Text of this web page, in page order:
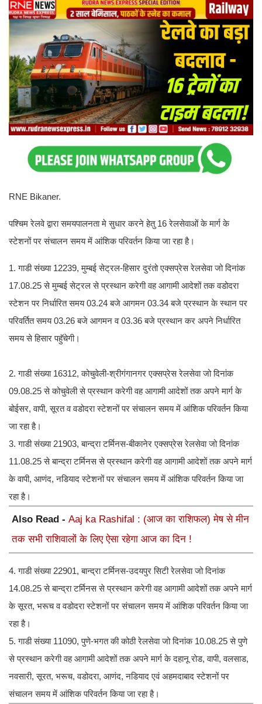
RNE Bikaner.
पश्चिम रेलवे द्वारा समयपालनता मे सुधार करने हेतु 16 रेलसेवाओं के मार्ग के
स्टेशनों पर संचालन समय में आंशिक परिवर्तन किया जा रहा है।
1. गाडी संख्या 12239, मुम्बई सेट्रल-हिसार दुरंतो एक्सप्रेस रेलसेवा जो दिनांक
17.08.25 से मुम्बई सेट्रल से प्रस्थान करेगी वह आगामी आदेशों तक वडोदरा
स्टेशन पर निर्धारित समय 03.24 बजे आगमन 03.34 बजे प्रस्थान के स्थान पर
परिवर्तित समय 03.26 बजे आगमन व 03.36 बजे प्रस्थान कर अपने निर्धारित
समय से हिसार पहुॅचेगी।
2. गाडी संख्या 16312, कोचुवेली-श्रीगंगानगर एक्सप्रेस रेलसेवा जो दिनांक
09.08.25 से कोचुवेली से प्रस्थान करेगी वह आगामी आदेशों तक अपने मार्ग के
बोईसर, वापी, सूरत व वडोदरा स्टेशनों पर संचालन समय में आंशिक परिवर्तन किया
जा रहा है।
3. गाडी संख्या 21903, बान्द्रा टर्मिनस-बीकानेर एक्सप्रेस रेलसेवा जो दिनांक
11.08.25 से बान्द्रा टर्मिनस से प्रस्थान करेगी वह आगामी आदेशों तक अपने मार्ग
के वापी, आणंद, नडियाद स्टेशनों पर संचालन समय में आंशिक परिवर्तन किया जा
रहा है।
Also Read - Aaj ka Rashifal : (आज का राशिफल) मेष से मीन
तक सभी राशिवालों के लिए ऐसा रहेगा आज का दिन !
4. गाडी संख्या 22901, बान्द्रा टर्मिनस-उदयपुर सिटी रेलसेवा जो दिनांक
14.08.25 से बान्द्रा टर्मिनस से प्रस्थान करेगी वह आगामी आदेशों तक अपने मार्ग
के सूरत, भरूच व वडोदरा स्टेशनों पर संचालन समय में आंशिक परिवर्तन किया जा
रहा है।
5. गाडी संख्या 11090, पुणे-भगत की कोठी रेलसेवा जो दिनांक 10.08.25 से पुणे
से प्रस्थान करेगी वह आगामी आदेशों तक अपने मार्ग के दहानू रोड, वापी, वलसाड,
नवसारी, सूरत, भरूच, वडोदरा, आणंद, नडियाद एवं अहमदाबाद स्टेशनों पर
संचालन समय में आंशिक परिवर्तन किया जा रहा है।